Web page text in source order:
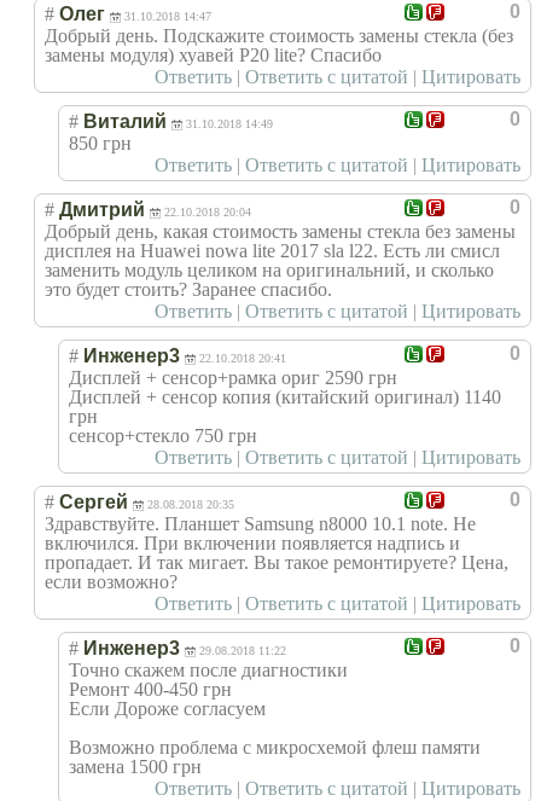
0
# Олег 31.10.2018 14:47
Добрый день. Подскажите стоимость замены стекла (без
замены модуля) хуавей P20 lite? Спасибо
Ответить | Ответить с цитатой | Цитировать
0
# Виталий 31.10.2018 14:49
850 грн
Ответить | Ответить с цитатой | Цитировать
0
# Дмитрий 22.10.2018 20:04
Добрый день, какая стоимость замены стекла без замены
дисплея на Huawei nowa lite 2017 sla l22. Есть ли смисл
заменить модуль целиком на оригинальний, и сколько
это будет стоить? Заранее спасибо.
Ответить | Ответить с цитатой | Цитировать
0
# Инженер3 22.10.2018 20:41
Дисплей + сенсор+рамка ориг 2590 грн
Дисплей + сенсор копия (китайский оригинал) 1140
грн
сенсор+стекло 750 грн
Ответить | Ответить с цитатой | Цитировать
0
# Сергей 28.08.2018 20:35
Здравствуйте. Планшет Samsung n8000 10.1 note. Не
включился. При включении появляется надпись и
пропадает. И так мигает. Вы такое ремонтируете? Цена,
если возможно?
Ответить | Ответить с цитатой | Цитировать
0
# Инженер3 29.08.2018 11:22
Точно скажем после диагностики
Ремонт 400-450 грн
Если Дороже согласуем
Возможно проблема с микросхемой флеш памяти
замена 1500 грн
Ответить | Ответить с цитатой | Цитировать